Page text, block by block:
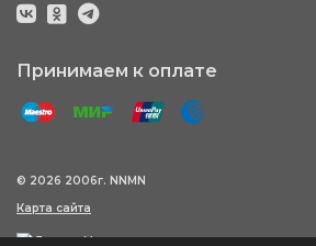
Принимаем к оплате
© 2026 2006г. NNMN
Карта сайта